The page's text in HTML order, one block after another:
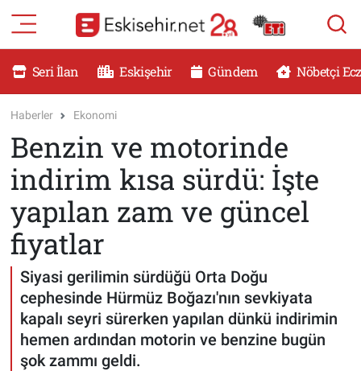
Seri İlan Eskişehir Gündem Nöbetçi
Haberler Ekonomi
Benzin ve motorinde
indirim kısa sürdü: İşte
yapılan zam ve güncel
fiyatlar
Siyasi gerilimin sürdüğü Orta Doğu
cephesinde Hürmüz Boğazı'nın sevkiyata
kapalı seyri sürerken yapılan dünkü indirimin
hemen ardından motorin ve benzine bugün
şok zammı geldi.
RESMİ İLANLAR
DÜNYA
SAĞLIK
MAGAZİN
KADIN
TEKNOLOJİ
YEMEK
Eskişehir Nöbetçi Eczaneler
Eskişehir Namaz Vakitleri
Eskişehir Trafik Yoğunluk Haritası
Süper Lig Puan Durumu ve Fikstür
Tüm Manşetler
Son Dakika Haberleri
Haber Arşivi